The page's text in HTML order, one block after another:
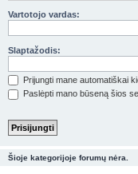
Vartotojo vardas:
Slaptažodis:
Prijungti mane automatiškai
Paslėpti mano būseną šios
Šioje kategorijoje forumų nėra.